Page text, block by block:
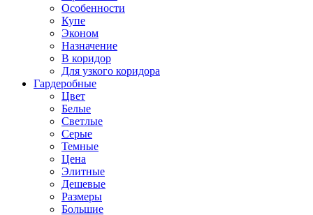
Особенности
Купе
Эконом
Назначение
В коридор
Для узкого коридора
Гардеробные
Цвет
Белые
Светлые
Серые
Темные
Цена
Элитные
Дешевые
Размеры
Большие